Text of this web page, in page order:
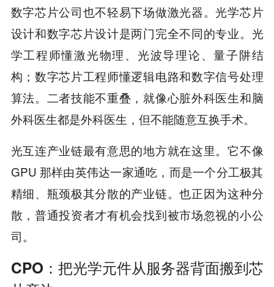
数字芯片公司也不轻易下场做激光器。光学芯片
设计和数字芯片设计是两门完全不同的专业。光
学工程师懂激光物理、光波导理论、量子阱结
构；数字芯片工程师懂逻辑电路和数字信号处理
算法。二者技能不重叠，就像心脏外科医生和脑
外科医生都是外科医生，但不能随意互换手术。
光互连产业链最有意思的地方就在这里。它不像
GPU 那样由英伟达一家通吃，而是一个分工极其
精细、瓶颈极其分散的产业链。也正因为这种分
散，普通投资者才有机会找到被市场忽视的小公
司。
CPO：把光学元件从服务器背面搬到芯